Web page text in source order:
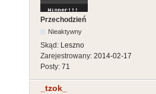
Przechodzień
Nieaktywny
Skąd: Leszno
Zarejestrowany: 2014-02-17
Posty: 71
_tzok_